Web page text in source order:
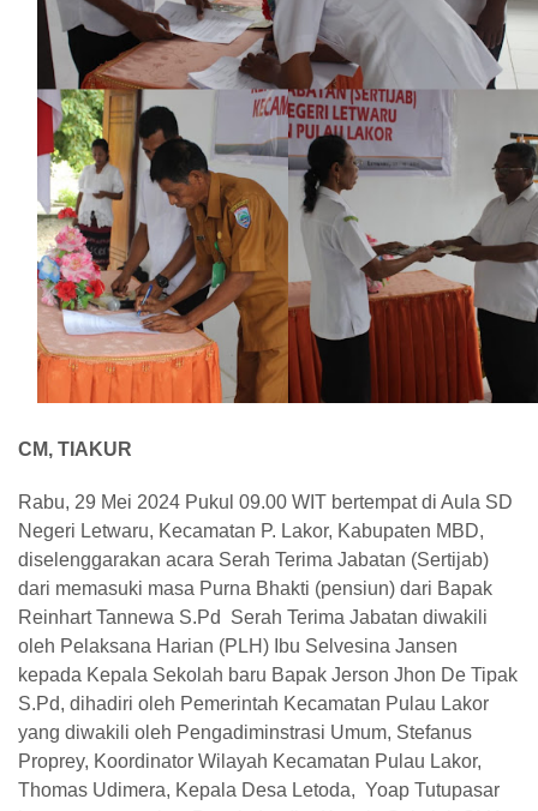
CM, TIAKUR
Rabu, 29 Mei 2024 Pukul 09.00 WIT bertempat di Aula SD
Negeri Letwaru, Kecamatan P. Lakor, Kabupaten MBD,
diselenggarakan acara Serah Terima Jabatan (Sertijab)
dari memasuki masa Purna Bhakti (pensiun) dari Bapak
Reinhart Tannewa S.Pd Serah Terima Jabatan diwakili
oleh Pelaksana Harian (PLH) Ibu Selvesina Jansen
kepada Kepala Sekolah baru Bapak Jerson Jhon De Tipak
S.Pd, dihadiri oleh Pemerintah Kecamatan Pulau Lakor
yang diwakili oleh Pengadiminstrasi Umum, Stefanus
Proprey, Koordinator Wilayah Kecamatan Pulau Lakor,
Thomas Udimera, Kepala Desa Letoda, Yoap Tutupasar